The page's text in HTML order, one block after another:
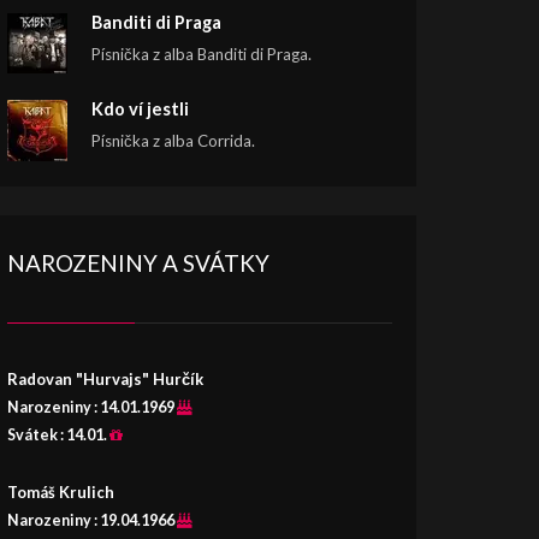
Banditi di Praga
Písnička z alba Banditi di Praga.
Kdo ví jestli
Písnička z alba Corrida.
NAROZENINY A SVÁTKY
Radovan "Hurvajs" Hurčík
Narozeniny : 14.01.1969
Svátek : 14.01.
Tomáš Krulich
Narozeniny : 19.04.1966